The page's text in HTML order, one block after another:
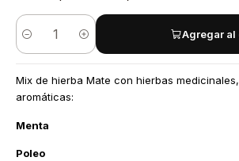
Cantidad
Agregar al
Mix de hierba Mate con hierbas
aromáticas:
Menta
Poleo